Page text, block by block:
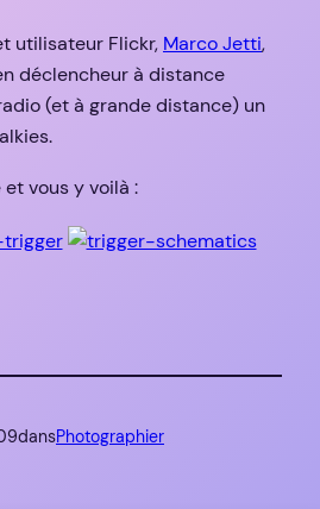
utilisateur Flickr, Marco Jetti,
déclencheur à distance
(et à grande distance) un
vous y voilà :
dansPhotographier